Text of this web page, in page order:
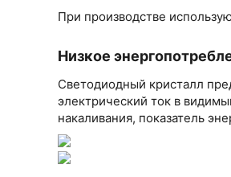
При производстве
Низкое
Светодиодный кристалл
электрический ток в
накаливания, показатель